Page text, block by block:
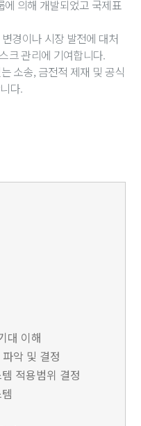
에 의해 개발되었고 국제표
경이나 시장 발전에 대처
크 관리에 기여합니다.
소송, 금전적 제재 및 공식
다.
대 이해
악 및 결정
적용범위 결정